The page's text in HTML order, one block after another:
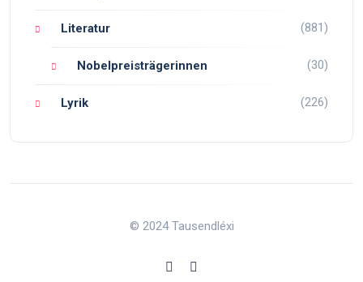
Literatur (881)
Nobelpreisträgerinnen (30)
Lyrik (226)
© 2024 Tausendléxi